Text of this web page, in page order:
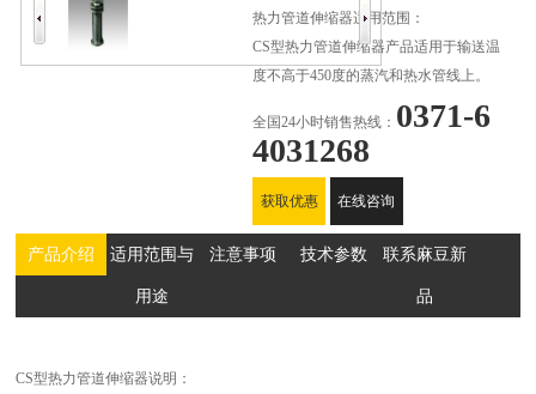
热力管道伸缩器适用范围：
CS型热力管道伸缩器产品适用于输送温
度不高于450度的蒸汽和热水管线上。
全国24小时销售热线： 0371-6
4031268
获取优惠
报价
在线咨询
设备
产品介绍 适用范围与
用途
注意事项 技术参数 联系麻豆新
品
CS型热力管道伸缩器说明：